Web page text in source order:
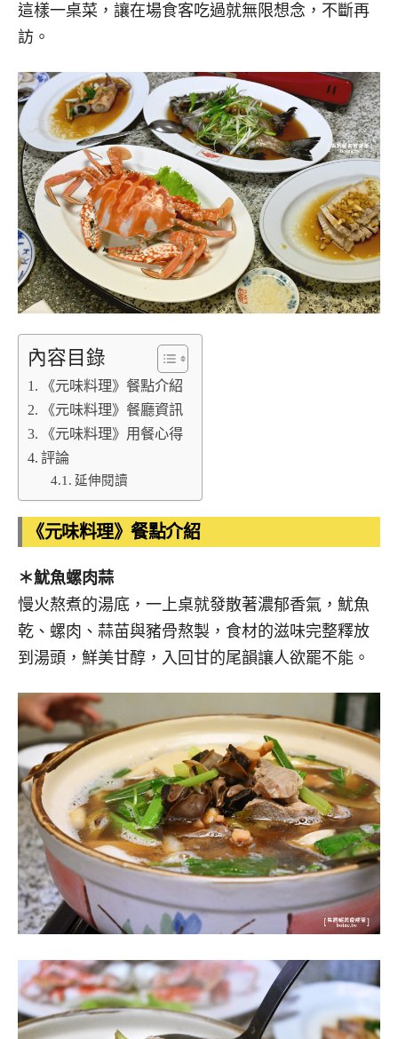
這樣一桌菜，讓在場食客吃過就無限想念，不斷再
訪。
內容目錄
《元味料理》餐點介紹
《元味料理》餐廳資訊
《元味料理》用餐心得
評論
延伸閱讀
《元味料理》餐點介紹
＊魷魚螺肉蒜
慢火熬煮的湯底，一上桌就發散著濃郁香氣，魷魚
乾、螺肉、蒜苗與豬骨熬製，食材的滋味完整釋放
到湯頭，鮮美甘醇，入回甘的尾韻讓人欲罷不能。